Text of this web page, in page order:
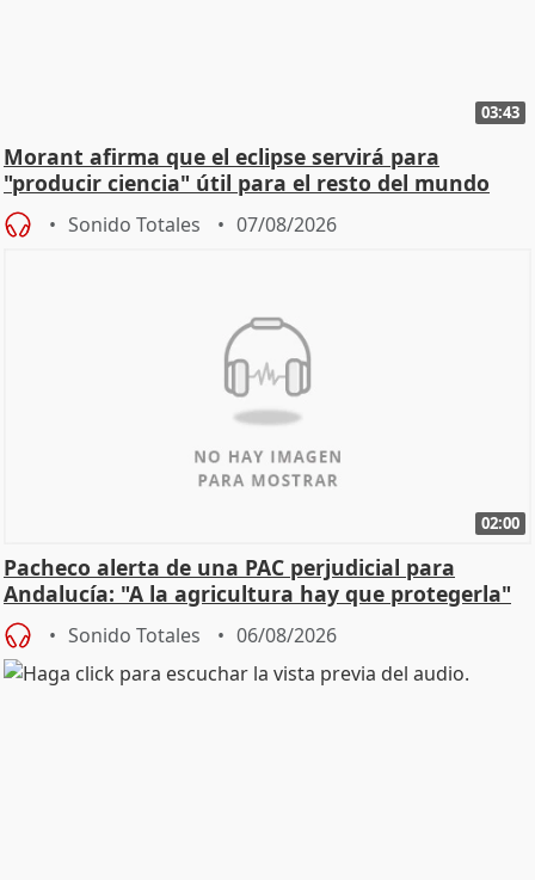
03:43
Morant afirma que el eclipse servirá para
"producir ciencia" útil para el resto del mundo
Sonido Totales 07/08/2026
02:00
Pacheco alerta de una PAC perjudicial para
Andalucía: "A la agricultura hay que protegerla"
Sonido Totales 06/08/2026